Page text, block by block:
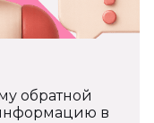
обратной
в